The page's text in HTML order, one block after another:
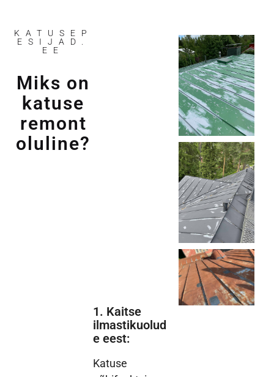
KATUSEP
ESIJAD.
EE
Miks on
katuse
remont
oluline?
1. Kaitse
ilmastikuolud
e eest:
Katuse